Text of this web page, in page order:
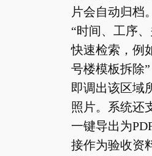
片会自动归档
“时间、工序
快速检索，例
号楼模板拆除
即调出该区域
照片。系统还
一键导出为
接作为验收资